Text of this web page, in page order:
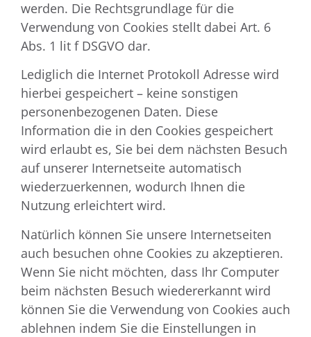
werden. Die Rechtsgrundlage für die
Verwendung von Cookies stellt dabei Art. 6
Abs. 1 lit f DSGVO dar.
Lediglich die Internet Protokoll Adresse wird
hierbei gespeichert – keine sonstigen
personenbezogenen Daten. Diese
Information die in den Cookies gespeichert
wird erlaubt es, Sie bei dem nächsten Besuch
auf unserer Internetseite automatisch
wiederzuerkennen, wodurch Ihnen die
Nutzung erleichtert wird.
Natürlich können Sie unsere Internetseiten
auch besuchen ohne Cookies zu akzeptieren.
Wenn Sie nicht möchten, dass Ihr Computer
beim nächsten Besuch wiedererkannt wird
können Sie die Verwendung von Cookies auch
ablehnen indem Sie die Einstellungen in